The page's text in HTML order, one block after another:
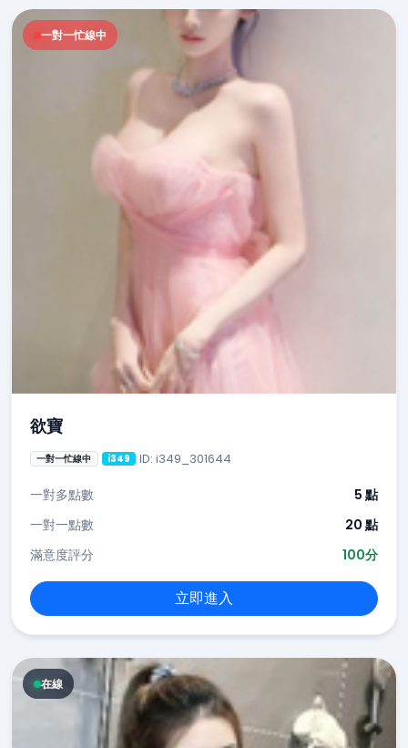
一對一忙線中
欲寶
一對一忙線中 i349 ID: i349_301644
一對多點數
5 點
一對一點數
20 點
滿意度評分
100分
立即進入
在線